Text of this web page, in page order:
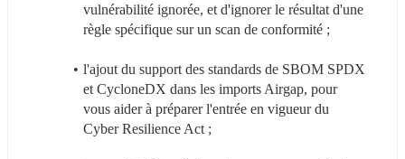
vulnérabilité ignorée, et d'ignorer le résultat d'une
règle spécifique sur un scan de conformité ;
l'ajout du support des standards de SBOM SPDX
et CycloneDX dans les imports Airgap, pour
vous aider à préparer l'entrée en vigueur du
Cyber Resilience Act ;